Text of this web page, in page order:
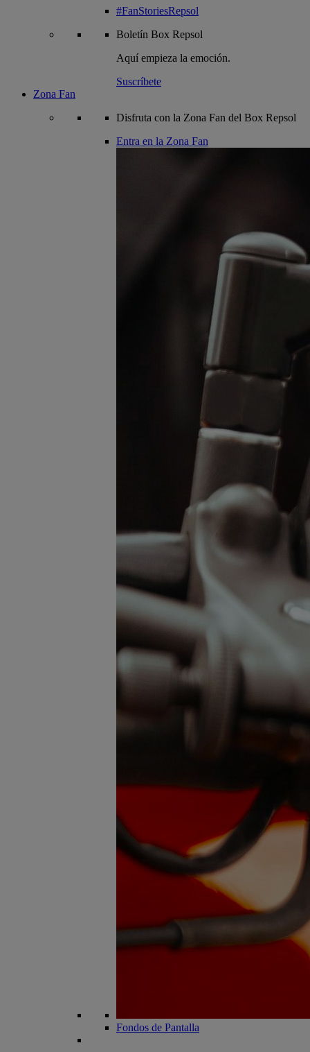
#FanStoriesRepsol
Boletín Box Repsol
Aquí empieza la emoción.
Suscríbete
Zona Fan
Disfruta con la Zona Fan del Box Repsol
Entra en la Zona Fan
Fondos de Pantalla